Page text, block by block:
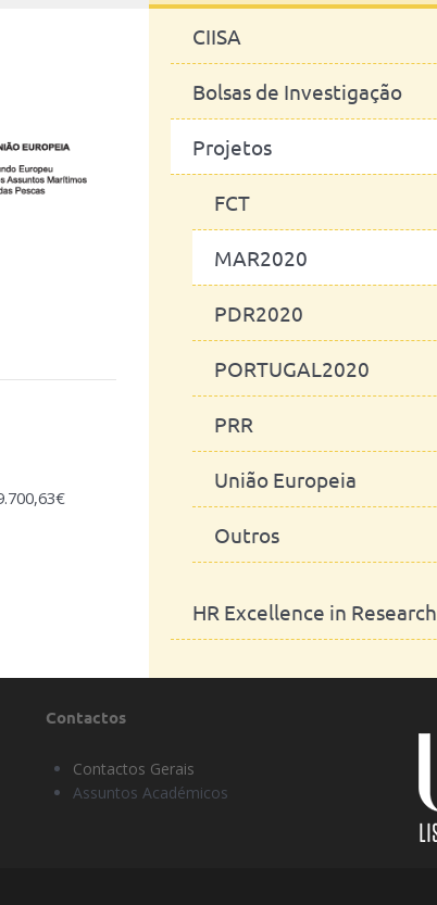
CIISA
Bolsas de Investigação
Histórico de Bolsas de
Investigação
Projetos
FCT
MAR2020
PDR2020
PORTUGAL2020
PRR
União Europeia
Outros
HR Excellence in Research
Contactos
Contactos Gerais
Assuntos Académicos